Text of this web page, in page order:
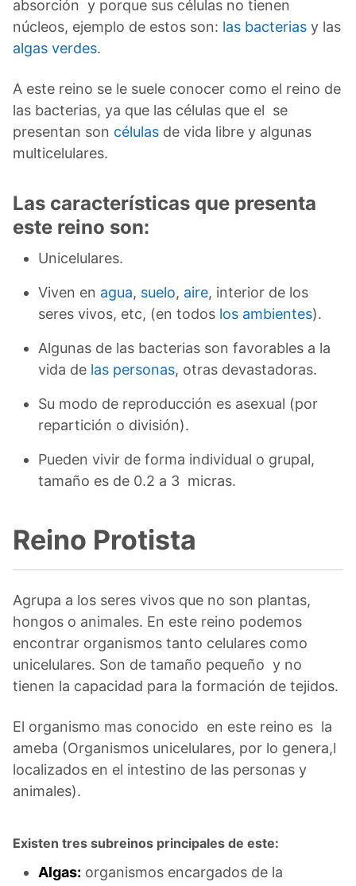
absorción y porque sus células no tienen
núcleos, ejemplo de estos son: las bacterias y las
algas verdes.
A este reino se le suele conocer como el reino de
las bacterias, ya que las células que el se
presentan son células de vida libre y algunas
multicelulares.
Las características que presenta
este reino son:
Unicelulares.
Viven en agua, suelo, aire, interior de los
seres vivos, etc, (en todos los ambientes).
Algunas de las bacterias son favorables a la
vida de las personas, otras devastadoras.
Su modo de reproducción es asexual (por
repartición o división).
Pueden vivir de forma individual o grupal,
tamaño es de 0.2 a 3 micras.
Reino Protista
Agrupa a los seres vivos que no son plantas,
hongos o animales. En este reino podemos
encontrar organismos tanto celulares como
unicelulares. Son de tamaño pequeño y no
tienen la capacidad para la formación de tejidos.
El organismo mas conocido en este reino es la
ameba (Organismos unicelulares, por lo genera,l
localizados en el intestino de las personas y
animales).
Existen tres subreinos principales de este:
Algas: organismos encargados de la